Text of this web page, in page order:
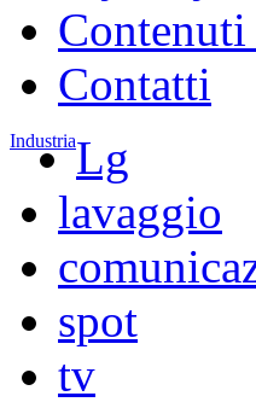
Contatti
IndustriaLg
lavaggio
spot
tv